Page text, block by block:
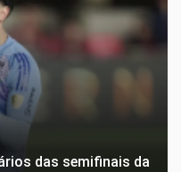
das semifinais da